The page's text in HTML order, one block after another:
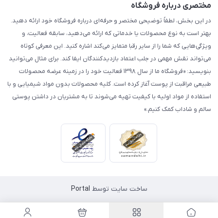
مختصری درباره فروشگاه
در این بخش، لطفاً توضیحی مختصر و حرفه‌ای درباره فروشگاه خود ارائه دهید.
بهتر است به نوع محصولات یا خدماتی که ارائه می‌دهید، سابقه فعالیت، و
ویژگی‌هایی که شما را از سایر رقبا متمایز می‌کند اشاره کنید. این معرفی کوتاه
می‌تواند نقش مهمی در جلب اعتماد بازدیدکنندگان ایفا کند. برای مثال می‌توانید
بنویسید: «فروشگاه ما از سال ۱۳۹۸ فعالیت خود را در زمینه عرضه محصولات
طبیعی مراقبت از پوست آغاز کرده است. کلیه محصولات بدون مواد شیمیایی و با
استفاده از مواد اولیه با کیفیت تهیه می‌شوند تا به مشتریان در داشتن پوستی
سالم و شاداب کمک کنیم.»
ساخت سایت توسط Portal